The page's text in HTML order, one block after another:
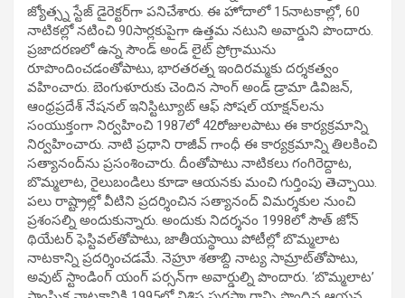
జ్యోత్స్న స్టేజ్‌ డైరెక్టర్‌గా పనిచేశారు. ఈ హోదాలో 15నాటకాల్లో, 60
నాటికల్లో నటించి 90సార్లకుపైగా ఉత్తమ నటుని అవార్డుని పొందారు.
ప్రజాదరణలో ఉన్న సౌండ్‌ అండ్‌ లైట్‌ ప్రోగ్రామును
రూపొందించడంతోపాటు, భారతరత్న ఇందిరమ్మకు దర్శకత్వం
వహించారు. బెంగుళూరుకు చెందిన సాంగ్‌ అండ్‌ డ్రామా డివిజన్‌,
ఆంధ్రప్రదేశ్‌ నేషనల్‌ ఇనిస్టిట్యూట్‌ ఆఫ్‌ సోషల్‌ యాక్షన్‌లను
సంయుక్తంగా నిర్వహించి 1987లో 42రోజులపాటు ఈ కార్యక్రమాన్ని
నిర్వహించారు. నాటి ప్రధాని రాజీవ్‌ గాంధీ ఈ కార్యక్రమాన్ని తిలకించి
సత్యానంద్‌ను ప్రసంశించారు. దీంతోపాటు నాటికలు గంగిరెద్దాట,
బొమ్మలాట, రైలుబండిలు కూడా ఆయనకు మంచి గుర్తింపు తెచ్చాయి.
పలు రాష్ట్రాల్లో వీటిని ప్రదర్శించిన సత్యానంద్‌ విమర్శకుల నుంచి
ప్రశంసల్ని అందుకున్నారు. అందుకు నిదర్శనం 1998లో సౌత్‌ జోన్‌
థియేటర్‌ ఫెస్టివల్‌తోపాటు, జాతీయస్థాయి పోటీల్లో బొమ్మలాట
నాటకాన్ని ప్రదర్శించడమే. నెహ్రూ శతాబ్ది నాట్య సామ్రాట్‌తోపాటు,
అవుట్‌ స్టాండింగ్‌ యంగ్‌ పర్సన్‌గా అవార్డుల్ని పొందారు. ‘బొమ్మలాట’